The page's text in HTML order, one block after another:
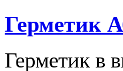
Герметик
Герметик в